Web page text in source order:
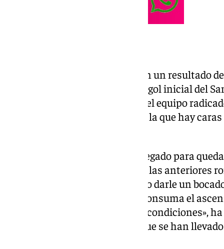
El partido se iba al descanso con un resultado
Molina se hubieran repuesto al gol inicial del
segunda parte se ha desinflado el equipo
granadina con una escuadra en la que hay
De este modo, el Arenas ha navegado para
del Torre del Mar y del Motril en las anteriores
el encuentro final no han podido darle un
histórico del fútbol balear que consuma el
dejado competir en igualdad de condiciones»,
terminar una contienda en la que se han